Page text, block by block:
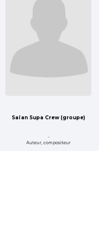
Saïan Supa Crew (groupe)
-
Auteur, compositeur